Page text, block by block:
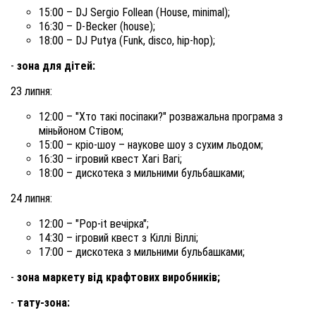
15:00 – DJ Sergio Follean (House, minimal);
16:30 – D-Becker (house);
18:00 – DJ Putya (Funk, disco, hip-hop);
- зона для дітей:
23 липня:
12:00 – "Хто такі посіпаки?" розважальна програма з
міньйоном Стівом;
15:00 – кріо-шоу – наукове шоу з сухим льодом;
16:30 – ігровий квест Хагі Вагі;
18:00 – дискотека з мильними бульбашками;
24 липня:
12:00 – "Pop-it вечірка";
14:30 – ігровий квест з Кіллі Віллі;
17:00 – дискотека з мильними бульбашками;
- зона маркету від крафтових виробників;
- тату-зона: